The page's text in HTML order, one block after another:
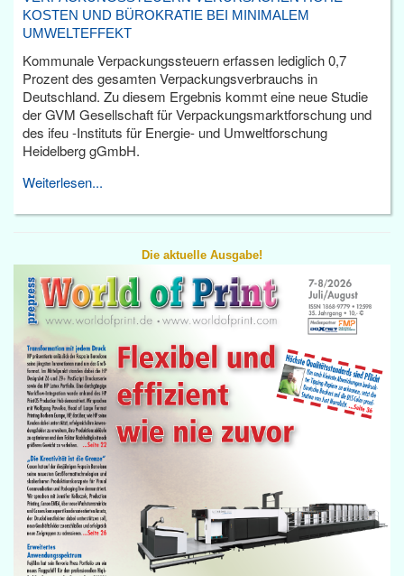
KOSTEN UND BÜROKRATIE BEI MINIMALEM
UMWELTEFFEKT
Kommunale Verpackungssteuern erfassen lediglich 0,7
Prozent des gesamten Verpackungsverbrauchs in
Deutschland. Zu diesem Ergebnis kommt eine neue Studie
der GVM Gesellschaft für Verpackungsmarktforschung und
des ifeu -Instituts für Energie- und Umweltforschung
Heidelberg gGmbH.
Weiterlesen...
Die aktuelle Ausgabe!